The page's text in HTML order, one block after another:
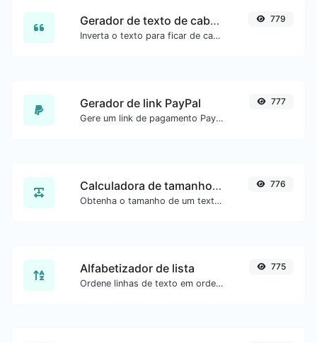
Gerador de texto de cabeça para baixo
Inverta o texto para ficar de cabeça para baixo com facilidade.
779
Gerador de link PayPal
Gere um link de pagamento PayPal com facilidade.
777
Calculadora de tamanho de texto
Obtenha o tamanho de um texto em Bytes (B), Kilobytes (KB) ou Megabytes (MB).
776
Alfabetizador de lista
Ordene linhas de texto em ordem alfabética (A-Z ou Z-A) com facilidade.
775